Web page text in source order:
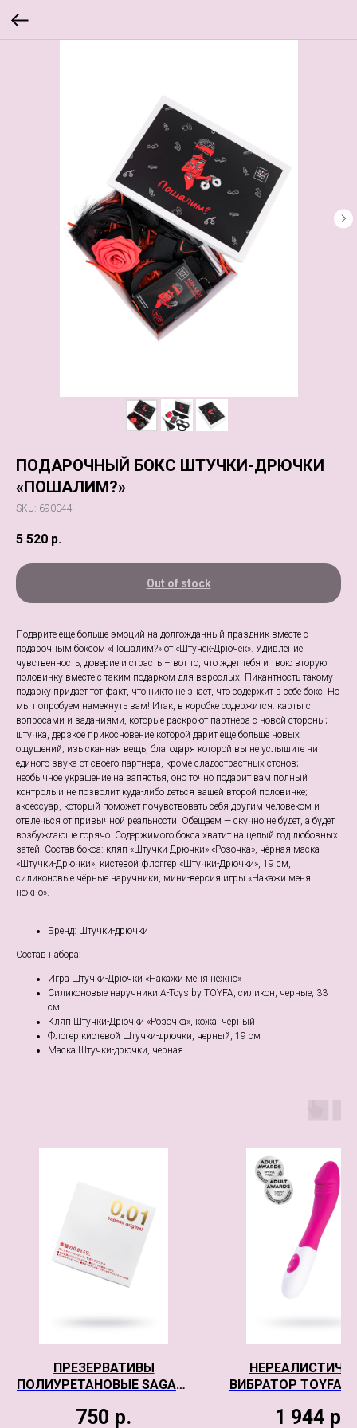
ПОДАРОЧНЫЙ БОКС ШТУЧКИ-ДРЮЧКИ
«ПОШАЛИМ?»
SKU: 690044
5 520 р.
Out of stock
Подарите еще больше эмоций на долгожданный праздник вместе с
подарочным боксом «Пошалим?» от «Штучек-Дрючек». Удивление,
чувственность, доверие и страсть – вот то, что ждет тебя и твою вторую
половинку вместе с таким подарком для взрослых. Пикантность такому
подарку придает тот факт, что никто не знает, что содержит в себе бокс. Но
мы попробуем намекнуть вам! Итак, в коробке содержится: карты с
вопросами и заданиями, которые раскроют партнера с новой стороны;
штучка, дерзкое прикосновение которой дарит еще больше новых
ощущений; изысканная вещь, благодаря которой вы не услышите ни
единого звука от своего партнера, кроме сладострастных стонов;
необычное украшение на запястья, оно точно подарит вам полный
контроль и не позволит куда-либо деться вашей второй половинке;
аксессуар, который поможет почувствовать себя другим человеком и
отвлечься от привычной реальности. Обещаем — скучно не будет, а будет
возбуждающе горячо. Содержимого бокса хватит на целый год любовных
затей. Состав бокса: кляп «Штучки-Дрючки» «Розочка», чёрная маска
«Штучки-Дрючки», кистевой флоггер «Штучки-Дрючки», 19 см,
силиконовые чёрные наручники, мини-версия игры «Накажи меня
нежно».
Бренд: Штучки-дрючки
Состав набора:
Игра Штучки-Дрючки «Накажи меня нежно»
Силиконовые наручники A-Toys by TOYFA, силикон, черные, 33
см
Кляп Штучки-Дрючки «Розочка», кожа, черный
Флогер кистевой Штучки-дрючки, черный, 19 см
Маска Штучки-дрючки, черная
ПРЕЗЕРВАТИВЫ
ПОЛИУРЕТАНОВЫЕ SAGAMI
750 р.
ВИБРАТОР TOYFA
19,8 СМ
1 944 р.